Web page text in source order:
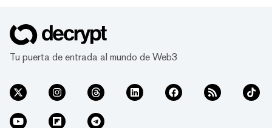
Tu puerta de entrada al mundo de Web3